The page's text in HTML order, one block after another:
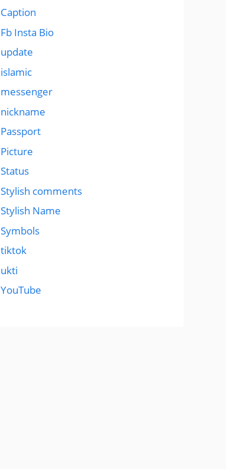
Caption
Fb Insta Bio
update
islamic
messenger
nickname
Passport
Picture
Status
Stylish comments
Stylish Name
Symbols
tiktok
ukti
YouTube